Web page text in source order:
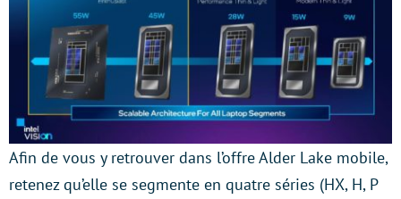
Afin de vous y retrouver dans l’offre Alder Lake mobile,
retenez qu’elle se segmente en quatre séries (HX, H, P